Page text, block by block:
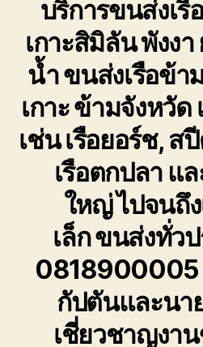
บริการขนส่งเรื
เกาะสิมิลัน พังงา
น้ำ ขนส่งเรือข้า
เกาะ ข้ามจังหวัด
เช่น เรือยอร์ช, ส
เรือตกปลา แ
ใหญ่ ไปจนถึ
เล็ก ขนส่งทั่ว
0818900005
กัปตันและนา
เชี่ยวชาญงา